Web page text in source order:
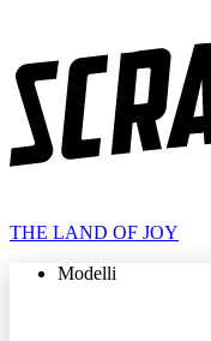
THE LAND OF JOY
Modelli